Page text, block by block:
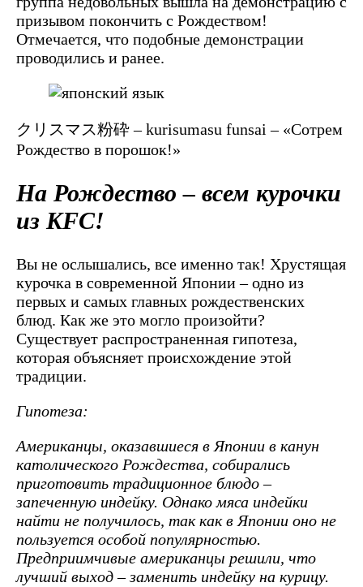
призывом покончить с Рождеством!
Отмечается, что подобные демонстрации
проводились и ранее.
クリスマス粉砕 – kurisumasu funsai – «Сотрем
Рождество в порошок!»
На Рождество – всем курочки
из KFC!
Вы не ослышались, все именно так! Хрустящая
курочка в современной Японии – одно из
первых и самых главных рождественских
блюд. Как же это могло произойти?
Существует распространенная гипотеза,
которая объясняет происхождение этой
традиции.
Гипотеза:
Американцы, оказавшиеся в Японии в канун
католического Рождества, собирались
приготовить традиционное блюдо –
запеченную индейку. Однако мяса индейки
найти не получилось, так как в Японии оно не
пользуется особой популярностью.
Предприимчивые американцы решили, что
лучший выход – заменить индейку на курицу.